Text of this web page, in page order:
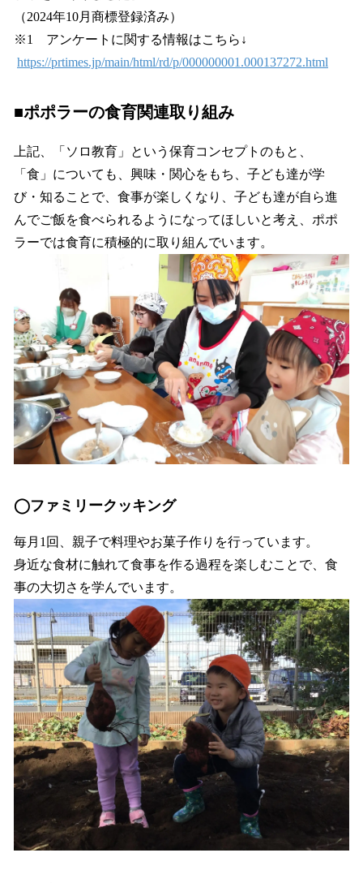
（2024年10月商標登録済み）
※1 アンケートに関する情報はこちら↓
https://prtimes.jp/main/html/rd/p/000000001.000137272.html
■ポポラーの食育関連取り組み
上記、「ソロ教育」という保育コンセプトのもと、
「食」についても、興味・関心をもち、子ども達が学
び・知ることで、食事が楽しくなり、子ども達が自ら進
んでご飯を食べられるようになってほしいと考え、ポポ
ラーでは食育に積極的に取り組んでいます。
◯ファミリークッキング
毎月1回、親子で料理やお菓子作りを行っています。
身近な食材に触れて食事を作る過程を楽しむことで、食
事の大切さを学んでいます。